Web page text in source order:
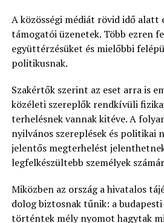
A közösségi médiát rövid idő alatt
támogatói üzenetek. Több ezren
együttérzésüket és mielőbbi
politikusnak.
Szakértők szerint az eset arra is
közéleti szereplők rendkívüli
terhelésnek vannak kitéve. A
nyilvános szereplések és politikai
jelentős megterhelést
legfelkészültebb személyek
Miközben az ország a hivatalos
dolog biztosnak tűnik: a
történtek mély nyomot hagytak